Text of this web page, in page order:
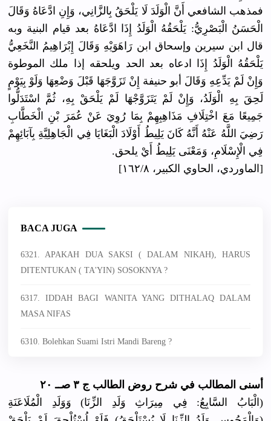
فمذهب الشافعي أَنَّ الْوَلَدَ لَا يَلْحَقُ بِالزَّانِي، وَإِنِ ادَّعَاهُ وَقَالَ
الْحَسَنُ الْبَصْرِيُّ: يَلْحَقُهُ الْوَلَدُ إِذَا ادَّعَاهُ بعد قيام البنية وبه
قال ابن سيرين وإسحاق ابن رَاهَوَيْهِ وَقَالَ إِبْرَاهِيمُ النَّخَعِيُّ
يَلْحَقُهُ الْوَلَدُ إِذَا ادعاه بعد الحد ويلحقه إذا ملك الموطوة
وَإِنْ لَمْ يَدِّعِهِ وَقَالَ أبو حنيفة إِنْ تَزَوَّجَهَا قَبْلَ وَضْعِهَا وَلَوْ بِيَوْمٍ
لَحِقَ بِهِ الْوَلَدُ، وَإِنْ لَمْ يَتَزَوَّجْهَا لَمْ يَلْحَقْ بِهِ، ثُمَّ اسْتَدَلُّوا
جَمِيعًا مَعَ اخْتِلَافِ مَذَاهِبِهِمْ بِمَا رُوِيَ عَنْ عُمَرَ بْنِ الْخَطَّابِ
رَضِيَ اللَّهُ عَنْهُ أَنَّهُ كَانَ يَلِيطُ أَوْلَادَ الْبَغَايَا فِي الْجَاهِلِيَّةِ بِآبَائِهِمْ
فِي الْإِسْلَامِ، وَمَعْنَى يَلِيطُ أَيْ يلحق.
[الماوردي، الحاوي الكبير، ١٦٢/٨]
BACA JUGA
6321. APAKAH DUA SAKSI ( DALAM NIKAH), HARUS
DITENTUKAN ( TA'YIN) SOSOKNYA ?
6317. IDDAH BAGI WANITA YANG DITHALAQ DALAM
MASA NIFAS
6310. Bolehkan Suami Istri Mandi Bareng ?
أسنى المطالب في شرح روض الطالب ج ٣ صــ ٢٠
(الْبَابُ السَّابِعُ: فِي مِيرَاثِ وَلَدِ الزِّنَا) وَوَلَدِ الْمُلَاعَنَةِ